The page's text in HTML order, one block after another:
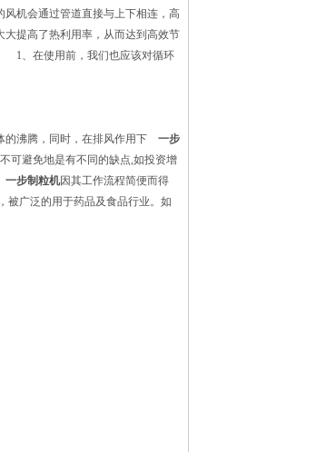
机会通过管道直接与上下相连，高
提高了热利用率，从而达到高效节
1、在使用前，我们也应该对循环
沸腾，同时，在排风作用下 一步
可避免地是有不同的缺点,如投资增
一步制粒机因其工作流程简便而得
被广泛的用于药品及食品行业。如